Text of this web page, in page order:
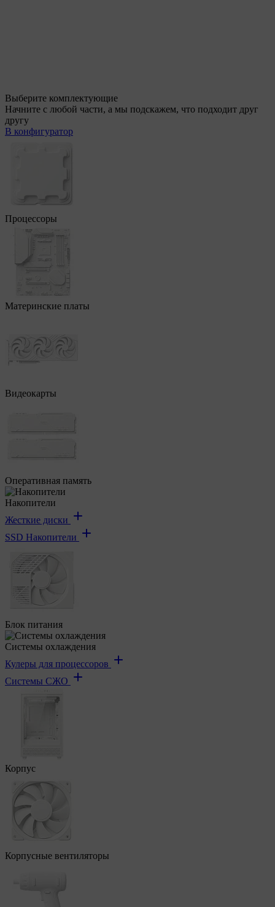
Выберите комплектующие
Начните с любой части, а мы подскажем, что подходит друг
другу
В конфигуратор
Процессоры
Материнские платы
Видеокарты
Оперативная память
Накопители
Жесткие диски
SSD Накопители
Блок питания
Системы охлаждения
Кулеры для процессоров
Системы СЖО
Корпус
Корпусные вентиляторы